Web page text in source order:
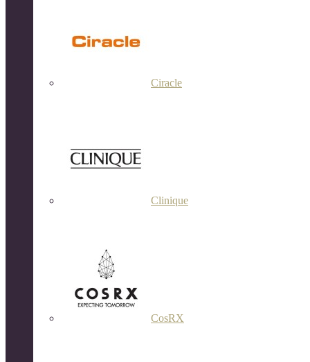
Ciracle
Clinique
CosRX